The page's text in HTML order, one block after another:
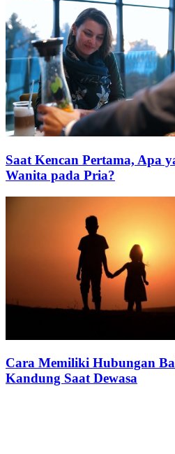
Saat Kencan Pertama, Apa
Wanita pada Pria?
Cara Memiliki Hubungan
Kandung Saat Dewasa